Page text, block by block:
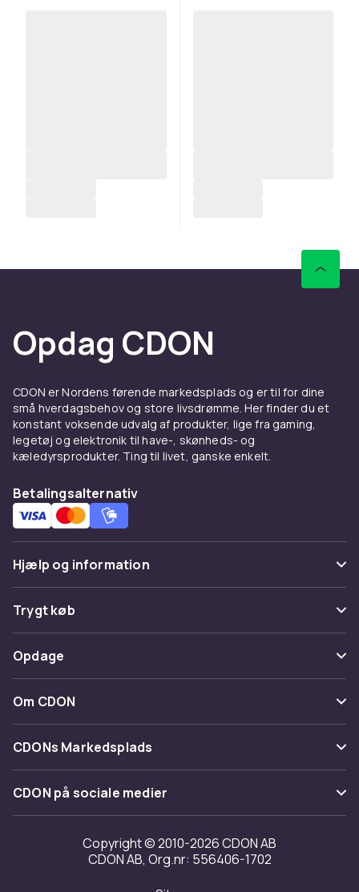
Opdag CDON
CDON er Nordens førende markedsplads og er til for dine
små hverdagsbehov og store livsdrømme. Her finder du et
konstant voksende udvalg af produkter, lige fra gaming,
legetøj og elektronik til have-, skønheds- og
kæledyrsprodukter. Ting til livet, ganske enkelt.
Betalingsalternativ
Hjælp og information
Ofte stillede spørgsmål
Spor pakke
Fortryd & returner her
Kontakt os
Trygt køb
Betaling
Levering
Tilbagekaldelser
Opdage
Kategorier
Maerke
Om CDON
Om os
Kundeanmeldelser
Arbejd på CDON
Investor relations
Tilgængelighed
CDONs Markedsplads
Merchant Help Center
CDON på sociale medier
Copyright © 2010-2026 CDON AB
CDON AB, Org.nr: 556406-1702